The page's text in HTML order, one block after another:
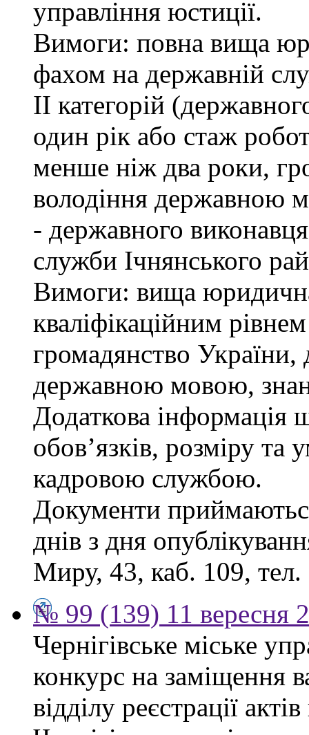
управління юстиції.
Вимоги: повна вища
фахом на державній
ІІ категорій
один рік або стаж
менше ніж два роки,
володіння державною
- державного
служби Ічнянського
Вимоги: вища юридична
кваліфікаційним
громадянство України,
державною мовою,
Додаткова інформація
обов’язків, розміру та
кадровою службою.
Документи
днів з дня
Миру, 43, каб. 109,
№ 99 (139) 11 вересня
Чернігівське міське
конкурс на заміщення
відділу реєстрації